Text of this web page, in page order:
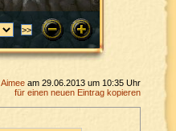
Aimee am 29.06.2013 um 10:35 Uhr
für einen neuen Eintrag kopieren